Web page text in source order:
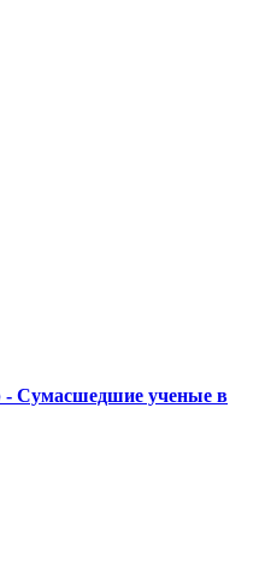
Сумасшедшие ученые в